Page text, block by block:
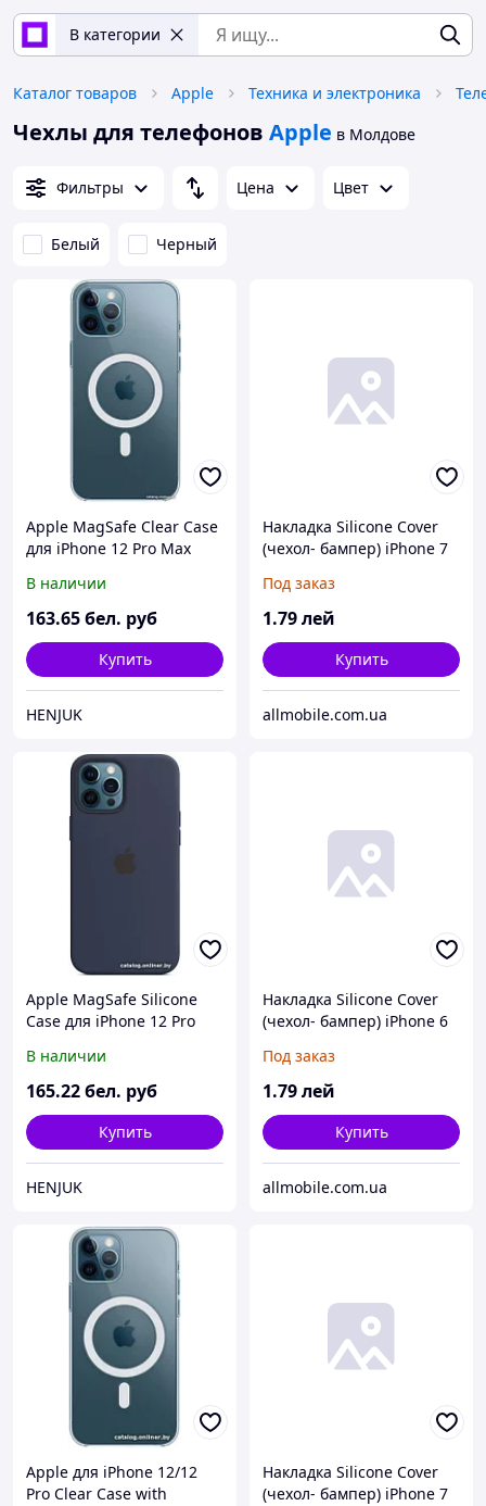
В категории
Каталог товаров Apple Техника и электроника
Чехлы для телефонов Apple в Молдове
Фильтры Цена Цвет
Белый Черный
Apple MagSafe Clear Case
для iPhone 12 Pro Max
В наличии
163.65бел. руб
Купить
HENJUK
Накладка Silicone Cover
(чехол- бампер) iPhone 7
Под заказ
1.79лей
Купить
allmobile.com.ua
Apple MagSafe Silicone
Case для iPhone 12 Pro
ультрамарин)
В наличии
165.22бел. руб
Купить
HENJUK
Накладка Silicone Cover
(чехол- бампер) iPhone 6
Под заказ
1.79лей
Купить
allmobile.com.ua
Apple для iPhone 12/12
Pro Clear Case with
Накладка Silicone Cover
(чехол- бампер) iPhone 7